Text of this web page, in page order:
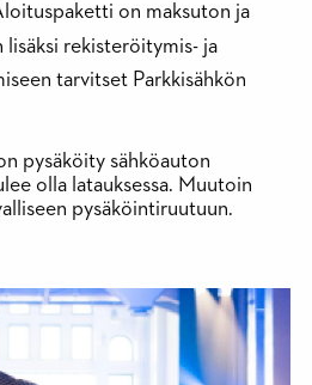
on maksuton ja
lisäksi rekisteröitymis- ja
tarvitset Parkkisähkön
pysäköity sähköauton
olla latauksessa. Muutoin
pysäköintiruutuun.